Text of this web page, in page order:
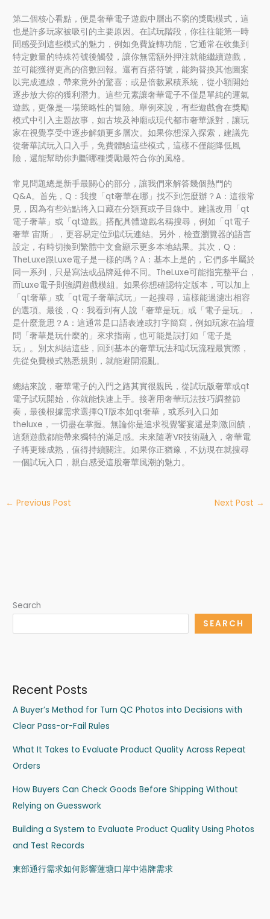
第二個核心看點，便是奢華電子遊戲中層出不窮的獎勵模式，這
也是許多玩家被吸引的主要原因。在試玩階段，你往往能第一時
間感受到這些模式的魅力，例如免費旋轉功能，它通常在收集到
特定數量的特殊符號後觸發，讓你無需額外押注就能繼續遊戲，
並可能獲得更高的倍數回報。還有百搭符號，能夠替換其他圖案
以完成連線，帶來意外的驚喜；或是倍數累積系統，從小額開始
逐步放大你的獲利潛力。這些元素讓奢華電子不僅是單純的運氣
遊戲，更像是一場策略性的冒險。舉例來說，有些遊戲會在獎勵
模式中引入主題故事，如古埃及神廟或現代都市奢華派對，讓玩
家在視覺享受中逐步解鎖更多層次。如果你想深入探索，建議先
從奢華試玩入口入手，免費體驗這些模式，這樣不僅能降低風
險，還能幫助你判斷哪種獎勵最符合你的風格。
常見問題總是新手最關心的部分，讓我們來解答幾個熱門的
Q&A。首先，Q：我搜「qt奢華在哪」找不到怎麼辦？A：這很常
見，因為有些站點將入口藏在分類頁或子目錄中。建議改用「qt
電子奢華」或「qt遊戲」搭配具體遊戲名稱搜尋，例如「qt電子
奢華 宙斯」，更容易定位到試玩連結。另外，檢查瀏覽器的語言
設定，有時切換到繁體中文會顯示更多本地結果。其次，Q：
TheLuxe跟Luxe電子是一樣的嗎？A：基本上是的，它們多半屬於
同一系列，只是寫法或品牌延伸不同。TheLuxe可能指完整平台，
而Luxe電子則強調遊戲模組。如果你想確認特定版本，可以加上
「qt奢華」或「qt電子奢華試玩」一起搜尋，這樣能過濾出相容
的選項。最後，Q：我看到有人說「奢華是玩」或「電子是玩」，
是什麼意思？A：這通常是口語表達或打字簡寫，例如玩家在論壇
問「奢華是玩什麼的」來求指南，也可能是誤打如「電子是
玩」。別太糾結這些，回到基本的奢華玩法和試玩流程最實際，
先從免費模式熟悉規則，就能避開混亂。
總結來說，奢華電子的入門之路其實很親民，從試玩版奢華或qt
電子試玩開始，你就能快速上手。接著用奢華玩法技巧調整節
奏，最後根據需求選擇QT版本如qt奢華，或系列入口如
theluxe，一切盡在掌握。無論你是追求視覺饗宴還是刺激回饋，
這類遊戲都能帶來獨特的滿足感。未來隨著VR技術融入，奢華電
子將更臻成熟，值得持續關注。如果你正猶豫，不妨現在就搜尋
一個試玩入口，親自感受這股奢華風潮的魅力。
← Previous Post Next Post →
Search
SEARCH
Recent Posts
A Buyer’s Method for Turn QC Photos into Decisions with
Clear Pass-or-Fail Rules
What It Takes to Evaluate Product Quality Across Repeat
Orders
How Buyers Can Check Goods Before Shipping Without
Relying on Guesswork
Building a System to Evaluate Product Quality Using Photos
and Test Records
東部通行需求如何影響蓮塘口岸中港牌需求